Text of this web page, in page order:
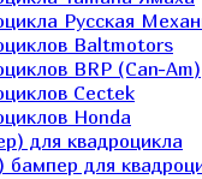
Русская
Baltmotors
BRP (Can-Am)
Cectek
Honda
для квадроцикла
бампер для